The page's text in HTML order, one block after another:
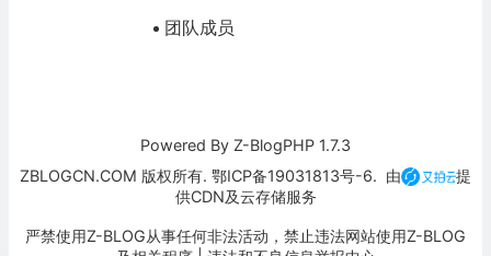
团队成员
Powered By Z-BlogPHP 1.7.3
ZBLOGCN.COM 版权所有. 鄂ICP备19031813号-6. 由
提
供CDN及云存储服务
严禁使用Z-BLOG从事任何非法活动，禁止违法网站使用Z-BLOG